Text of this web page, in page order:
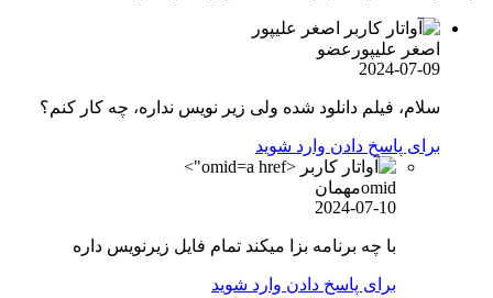
اصغر علیپور عضو
2024-07-09
سلام، فیلم دانلود شده ولی زیر نویس نداره، چه کار کنم؟
برای پاسخ دادن وارد شوید
omid">
omidمهمان
2024-07-10
با چه برنامه بزا میکند تمام فایل زیرنویس داره
برای پاسخ دادن وارد شوید